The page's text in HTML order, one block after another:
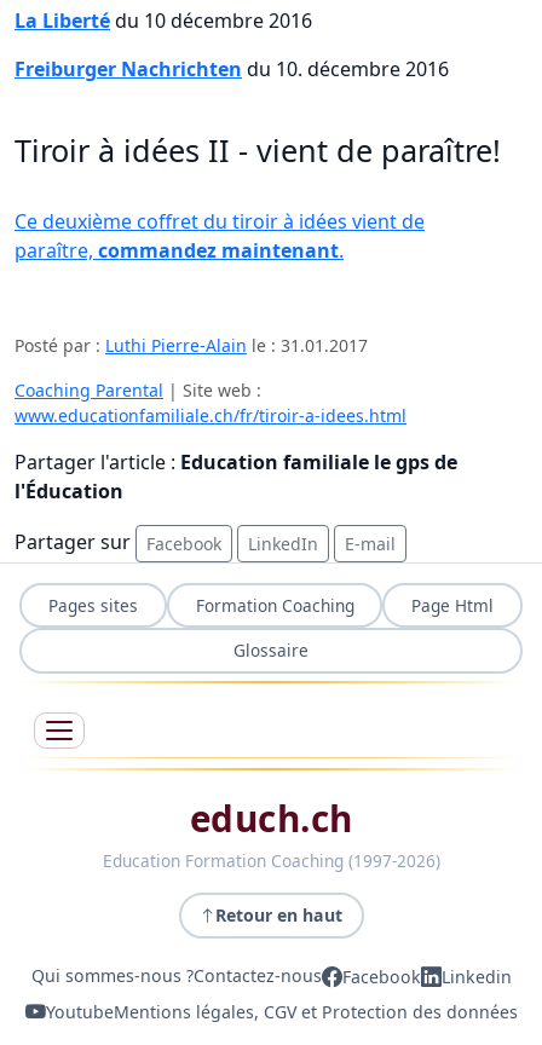
La Libertédu 10 décembre 2016
Freiburger Nachrichten du 10. décembre 2016
Tiroir à idées II - vient de paraître!
Ce deuxième coffret du tiroir à idées vient de
paraître, commandez maintenant.
Posté par : Luthi Pierre-Alain le : 31.01.2017
Coaching Parental | Site web :
www.educationfamiliale.ch/fr/tiroir-a-idees.html
Partager l'article : Education familiale le gps de
l'Éducation
Partager sur
Facebook LinkedIn E-mail
Pages sites Formation Coaching
Page Html
Glossaire
educh.ch
Education Formation Coaching (1997-2026)
Retour en haut
Qui sommes-nous ?Contactez-nous Facebook
Linkedin
YoutubeMentions légales, CGV et Protection des données